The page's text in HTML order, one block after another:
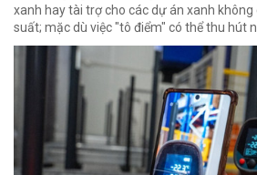
xanh hay tài trợ cho các dự án xanh không
suất; mặc dù việc "tô điểm" có thể thu hút